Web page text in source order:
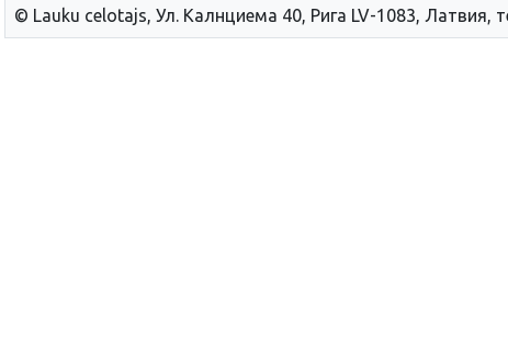
© Lauku сelotajs, Ул. Калнциема 40, Рига LV-1083, Латвия,